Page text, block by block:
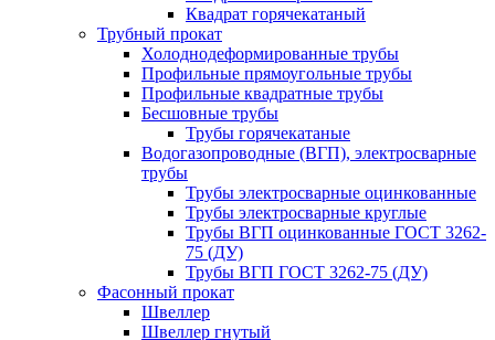
Квадрат горячекатаный
Трубный прокат
Холоднодеформированные трубы
Профильные прямоугольные трубы
Профильные квадратные трубы
Бесшовные трубы
Трубы горячекатаные
Водогазопроводные (ВГП), электросварные
трубы
Трубы электросварные оцинкованные
Трубы электросварные круглые
Трубы ВГП оцинкованные ГОСТ 3262-
75 (ДУ)
Трубы ВГП ГОСТ 3262-75 (ДУ)
Фасонный прокат
Швеллер
Швеллер гнутый